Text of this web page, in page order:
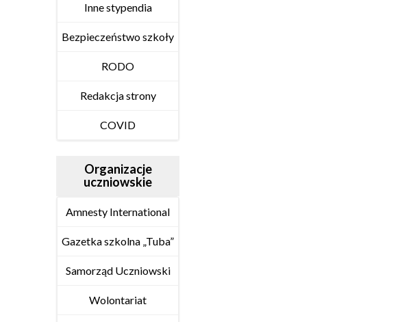
Inne stypendia
Bezpieczeństwo szkoły
RODO
Redakcja strony
COVID
Organizacje
uczniowskie
Amnesty International
Gazetka szkolna „Tuba”
Samorząd Uczniowski
Wolontariat